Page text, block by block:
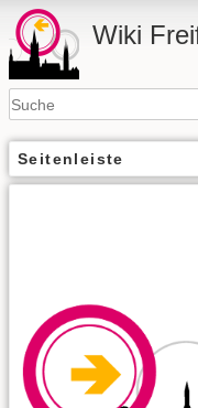
Wiki
Seitenleiste